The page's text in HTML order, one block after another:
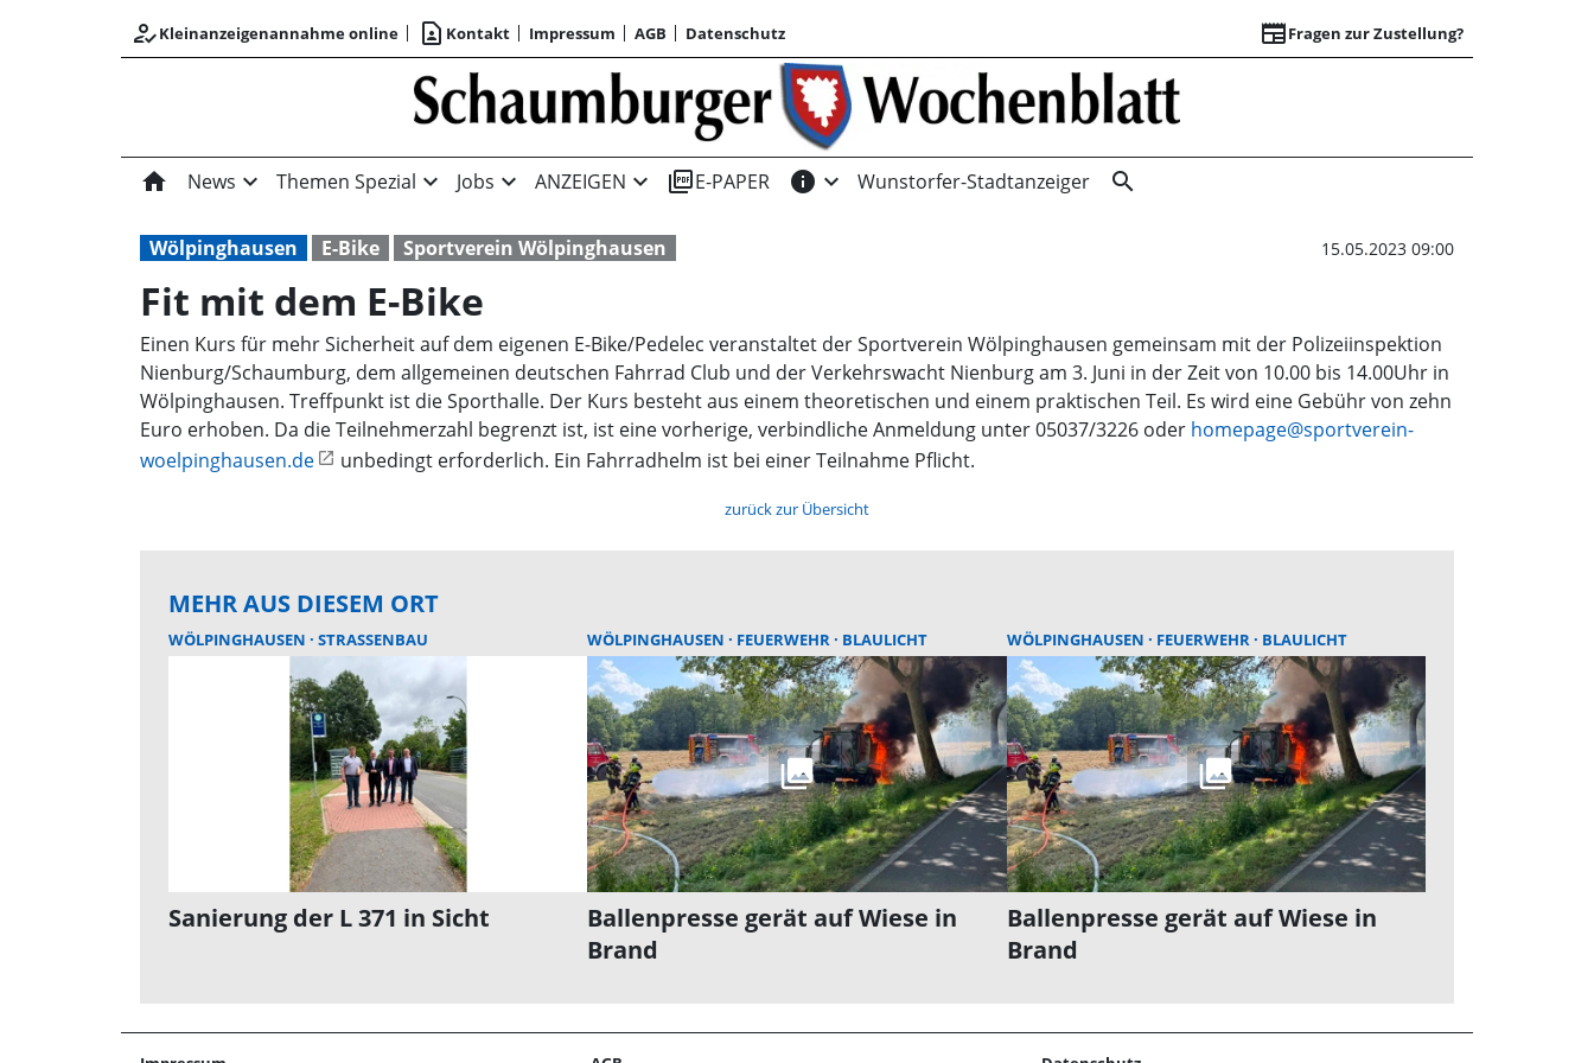
how_to_regKleinanzeigenannahme online contact_page Kontakt Impressum AGB Datenschutz newspaperFragen zur Zustellung?
Fit mit dem E-
home News expand_more Themen Spezial expand_more Jobs expand_more ANZEIGEN expand_more picture_as_pdfE-PAPER info expand_more Wunstorfer-Stadtanzeiger search
Wölpinghausen E-Bike Sportverein Wölpinghausen 15.05.2023 09:00
Fit mit dem E-Bike
Einen Kurs für mehr Sicherheit auf dem eigenen E-Bike/Pedelec veranstaltet der Sportverein Wölpinghausen gemeinsam mit der Polizeiinspektion
Nienburg/Schaumburg, dem allgemeinen deutschen Fahrrad Club und der Verkehrswacht Nienburg am 3. Juni in der Zeit von 10.00 bis 14.00Uhr in
Wölpinghausen. Treffpunkt ist die Sporthalle. Der Kurs besteht aus einem theoretischen und einem praktischen Teil. Es wird eine Gebühr von zehn
Euro erhoben. Da die Teilnehmerzahl begrenzt ist, ist eine vorherige, verbindliche Anmeldung unter 05037/3226 oder homepage@sportverein-
woelpinghausen.de
unbedingt erforderlich. Ein Fahrradhelm ist bei einer Teilnahme Pflicht.
zurück zur Übersicht
MEHR AUS DIESEM ORT
WÖLPINGHAUSEN STRASSENBAU
Sanierung der L 371 in Sicht
WÖLPINGHAUSEN FEUERWEHR BLAULICHT
Ballenpresse gerät auf Wiese in
Brand
WÖLPINGHAUSEN FEUERWEHR BLAULICHT
Ballenpresse gerät auf Wiese in
Brand